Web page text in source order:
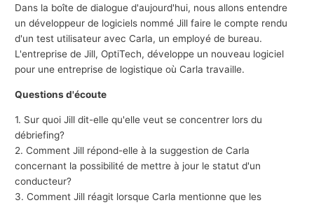
Dans la boîte de dialogue d'aujourd'hui, nous allons entendre
un développeur de logiciels nommé Jill faire le compte rendu
d'un test utilisateur avec Carla, un employé de bureau.
L'entreprise de Jill, OptiTech, développe un nouveau logiciel
pour une entreprise de logistique où Carla travaille.
Questions d'écoute
1. Sur quoi Jill dit-elle qu'elle veut se concentrer lors du
débriefing?
2. Comment Jill répond-elle à la suggestion de Carla
concernant la possibilité de mettre à jour le statut d'un
conducteur?
3. Comment Jill réagit lorsque Carla mentionne que les